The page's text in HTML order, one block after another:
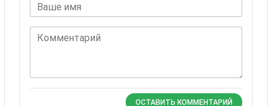
Ваше имя
Комментарий
ОСТАВИТЬ КОММЕНТАРИЙ